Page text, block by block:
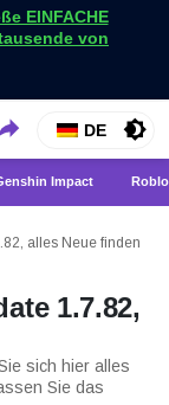
EINFACHE
von
nur bei
DE
Impact
alles Neue finden
1.7.82,
sich hier alles
Sie das